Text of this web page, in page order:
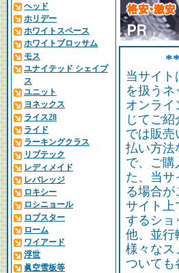
ヘッド
ホリデー
ホワイトスペース
ホワイトブロッサム
モス
ユナイテッド シェイプ
ス
ユニット
ヨネックス
ライス28
ライド
ラーキングクラス
リブテック
レディメイド
レバレッジ
ロキシー
ロシニョール
ロブスター
ローム
ワイアード
浮世
眞空雪板等
当サイト
を扱う
オンライ
じてご
では販売
払い方法
で、ご購
た、当サ
る場合
サイト上
するショ
他、並行
様々なス
ついても